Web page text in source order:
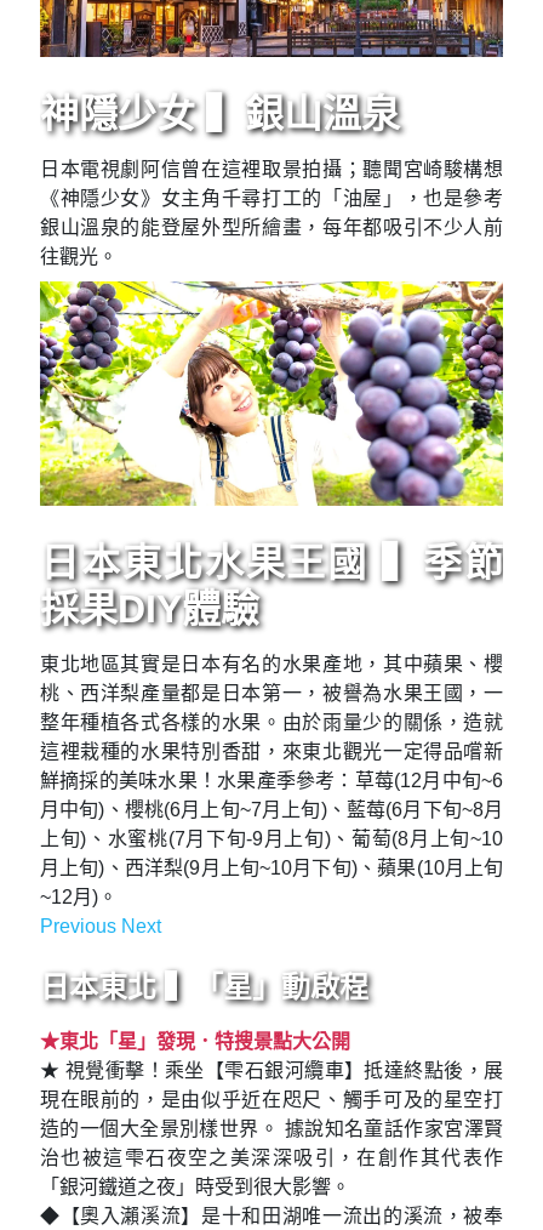
神隱少女 ▍銀山溫泉
日本電視劇阿信曾在這裡取景拍攝；聽聞宮崎駿構想
《神隱少女》女主角千尋打工的「油屋」，也是參考
銀山溫泉的能登屋外型所繪畫，每年都吸引不少人前
往觀光。
日本東北水果王國 ▍季節
採果DIY體驗
東北地區其實是日本有名的水果產地，其中蘋果、櫻
桃、西洋梨產量都是日本第一，被譽為水果王國，一
整年種植各式各樣的水果。由於雨量少的關係，造就
這裡栽種的水果特別香甜，來東北觀光一定得品嚐新
鮮摘採的美味水果！水果產季參考：草莓(12月中旬~6
月中旬)、櫻桃(6月上旬~7月上旬)、藍莓(6月下旬~8月
上旬)、水蜜桃(7月下旬-9月上旬)、葡萄(8月上旬~10
月上旬)、西洋梨(9月上旬~10月下旬)、蘋果(10月上旬
~12月)。
Previous Previous
NextNext
日本東北 ▍「星」動啟程
★東北「星」發現．特搜景點大公開
★ 視覺衝擊！乘坐【雫石銀河纜車】抵達終點後，展
現在眼前的，是由似乎近在咫尺、觸手可及的星空打
造的一個大全景別樣世界。 據說知名童話作家宮澤賢
治也被這雫石夜空之美深深吸引，在創作其代表作
「銀河鐵道之夜」時受到很大影響。
◆【奧入瀨溪流】是十和田湖唯一流出的溪流，被奉